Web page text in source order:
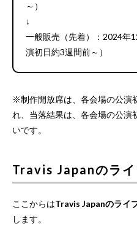
～）
↓
一般販売（先着）：2024年
演初日約3週間前～）
※制作開放席は、各会場の公演
れ、当落結果は、各会場の公演
いです。
Travis Japanのラ
ここからはTravis Japanのライ
します。